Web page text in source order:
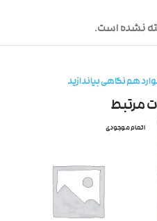
نشده است.
هم نگاهی بیاندازید
مرتبط
اتمام موجودی